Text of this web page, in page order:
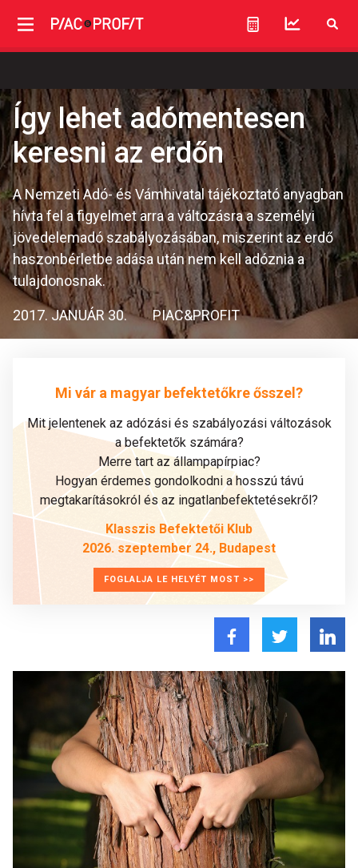
Így lehet adómentesen
keresni az erdőn
A Nemzeti Adó- és Vámhivatal tájékoztató anyagban
hívta fel a figyelmet arra a változásra a személyi
jövedelemadó szabályozásában, miszerint az erdő
haszonbérletbe adása után nem kell adóznia a
tulajdonosnak.
2017. JANUÁR 30. PIAC&PROFIT
Mi vár a magyar befektetőkre ősszel?
Mit jelentenek az adózási és szabályozási változások
a befektetők számára?
Merre tart az állampapírpiac?
Hogyan érdemes gondolkodni a hosszú távú
megtakarításokról és az ingatlanbefektetésekről?
Klasszis Befektetői Klub
2026. szeptember 24., Budapest
FOGLALJA LE HELYÉT MOST >>